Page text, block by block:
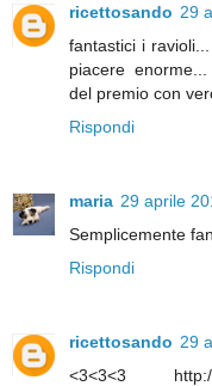
ricettosando 29
fantastici i
piacere
del premio con
Rispondi
maria 29 aprile
Semplicemente
Rispondi
ricettosando 29
<3<3<3 http://